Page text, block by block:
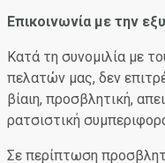
Επικοινωνία με την
Κατά τη συνομιλία με
πελατών μας, δεν
βίαιη, προσβλητική,
ρατσιστική
Σε περίπτωση